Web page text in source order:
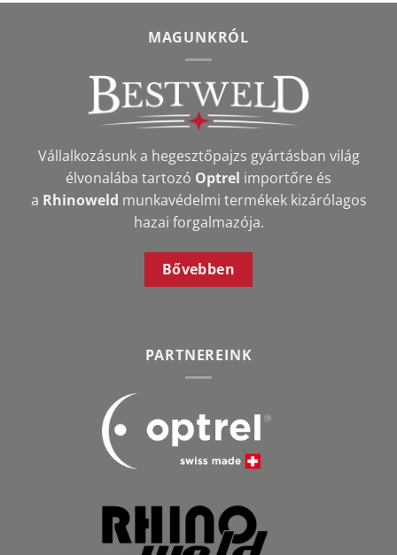
MAGUNKRÓL
Vállalkozásunk a hegesztőpajzs gyártásban világ
élvonalába tartozó Optrel importőre és
a Rhinoweld munkavédelmi termékek kizárólagos
hazai forgalmazója.
Bővebben
PARTNEREINK